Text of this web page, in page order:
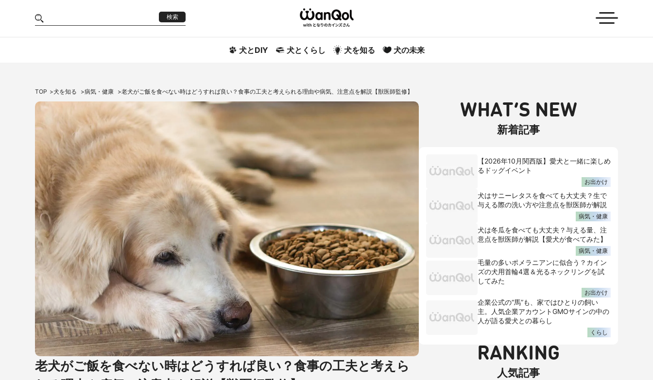
検索
犬とDIY 犬とくらし 犬を知る 犬の未来
TOP 犬を知る 病気・健康 老犬がご飯を食べない時はどうすれば良い？食事の工夫と考えられる理由や病気、注意点を解説【獣医師監修】
老犬がご飯を食べない時はどうすれば良い？食事の工夫と考えら
WHAT’S NEW
新着記事
【2026年10月関西版】愛犬と一緒に楽しめ
るドッグイベント
お出かけ
犬はサニーレタスを食べても大丈夫？生で
与える際の洗い方や注意点を獣医師が解説
病気・健康
犬は冬瓜を食べても大丈夫？与える量、注
意点を獣医師が解説【愛犬が食べてみた】
病気・健康
毛量の多いポメラニアンに似合う？カイン
ズの犬用首輪4選＆光るネックリングを試
してみた
お出かけ
企業公式の“馬”も、家ではひとりの飼い
主。人気企業アカウントGMOサインの中の
人が語る愛犬との暮らし
くらし
RANKING
人気記事